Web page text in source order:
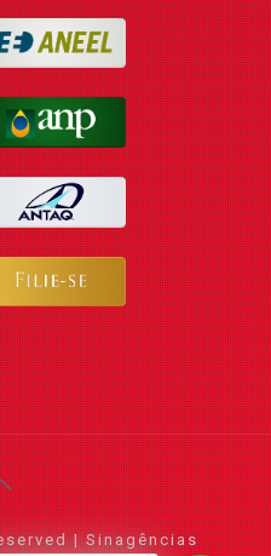
| Sinagências